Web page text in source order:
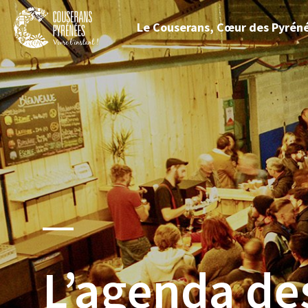
Couserans
Pyrénées
Fermer
menu
Le Couserans, Cœur des
L’agenda